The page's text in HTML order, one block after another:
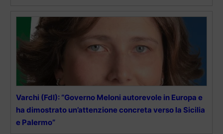
Varchi (FdI): “Governo Meloni autorevole in Europa e
ha dimostrato un’attenzione concreta verso la Sicilia
e Palermo”